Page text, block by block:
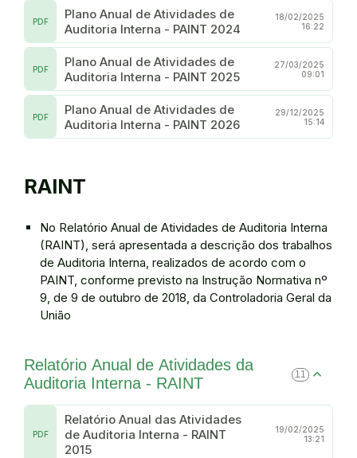
Plano Anual de Atividades de
Auditoria Interna - PAINT 2024
PDF
18/02/2025
16:22
Plano Anual de Atividades de
Auditoria Interna - PAINT 2025
PDF
27/03/2025
09:01
Plano Anual de Atividades de
Auditoria Interna - PAINT 2026
PDF
29/12/2025
15:14
RAINT
No Relatório Anual de Atividades de Auditoria Interna
(RAINT), será apresentada a descrição dos trabalhos
de Auditoria Interna, realizados de acordo com o
PAINT, conforme previsto na Instrução Normativa nº
9, de 9 de outubro de 2018, da Controladoria Geral da
União
Relatório Anual de Atividades da
Auditoria Interna - RAINT
11
Relatório Anual das Atividades
de Auditoria Interna - RAINT
2015
PDF
19/02/2025
13:21